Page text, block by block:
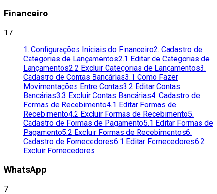
Financeiro
17
1. Configurações Iniciais do Financeiro2. Cadastro de
Categorias de Lançamentos2.1 Editar de Categorias de
Lançamentos2.2 Excluir Categorias de Lançamentos3.
Cadastro de Contas Bancárias3.1 Como Fazer
Movimentações Entre Contas3.2 Editar Contas
Bancárias3.3 Excluir Contas Bancárias4. Cadastro de
Formas de Recebimento4.1 Editar Formas de
Recebimento4.2 Excluir Formas de Recebimento5.
Cadastro de Formas de Pagamento5.1 Editar Formas de
Pagamento5.2 Excluir Formas de Recebimentos6.
Cadastro de Fornecedores6.1 Editar Fornecedores6.2
Excluir Fornecedores
WhatsApp
7